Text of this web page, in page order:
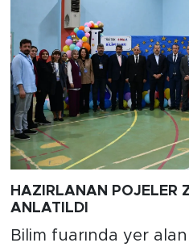
HAZIRLANAN POJELER
ANLATILDI
Bilim fuarında yer